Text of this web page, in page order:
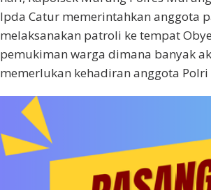
Ipda Catur memerintahkan anggota
melaksanakan patroli ke tempat
pemukiman warga dimana banyak
memerlukan kehadiran anggota